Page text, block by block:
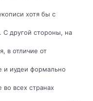
хотя бы с
другой стороны, на
в отличие от
и иудеи формально
всех странах